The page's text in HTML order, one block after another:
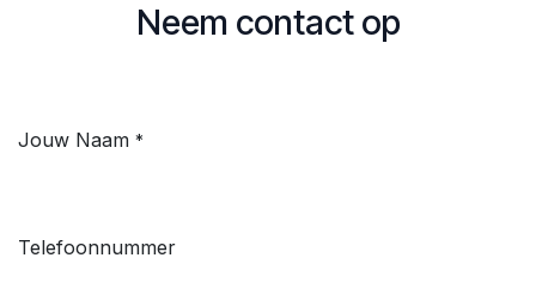
Neem contact op
Jouw Naam *
Telefoonnummer